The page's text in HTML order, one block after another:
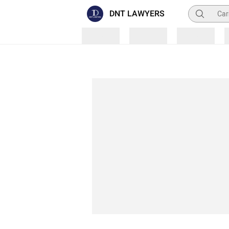
DNT LAWYERS Pencarian